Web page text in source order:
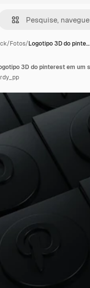
/Fotos/Logotipo 3D do pinte…